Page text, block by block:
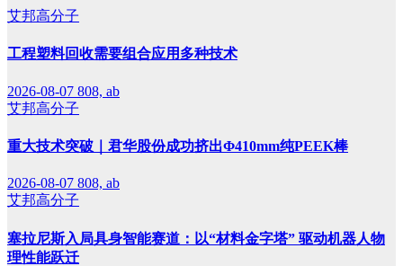
艾邦高分子
工程塑料回收需要组合应用多种技术
2026-08-07 808, ab
艾邦高分子
重大技术突破｜君华股份成功挤出Φ410mm纯PEEK棒
2026-08-07 808, ab
艾邦高分子
塞拉尼斯入局具身智能赛道：以“材料金字塔” 驱动机器人物
理性能跃迁